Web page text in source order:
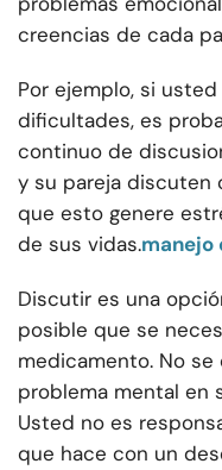
creencias de cada
Por ejemplo, si
dificultades, es
continuo de
y su pareja discuten
que esto genere
de sus vidas.manejo
Discutir es una
posible que se
medicamento. No
problema mental en
Usted no es
que hace con un